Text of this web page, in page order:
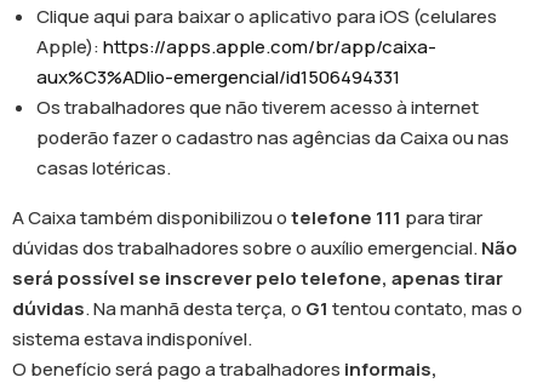
Clique aqui para baixar o aplicativo para iOS (celulares
Apple):https://apps.apple.com/br/app/caixa-
aux%C3%ADlio-emergencial/id1506494331
Os trabalhadores que não tiverem acesso à internet
poderão fazer o cadastro nas agências da Caixa ou nas
casas lotéricas.
A Caixa também disponibilizou otelefone 111 para tirar
dúvidas dos trabalhadores sobre o auxílio emergencial.Não
será possível se inscrever pelo telefone, apenas tirar
dúvidas. Na manhã desta terça, o G1 tentou contato, mas o
sistema estava indisponível.
O benefício será pago a trabalhadores informais,